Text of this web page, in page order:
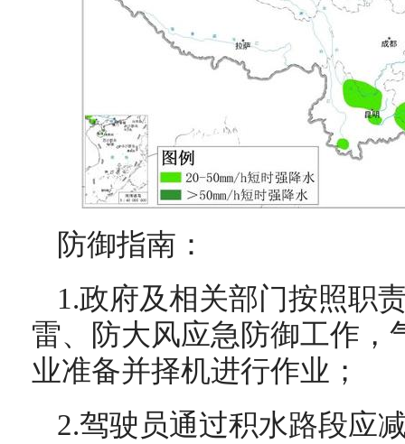
防御指南：
1.政府及相关部门按照职
雷、防大风应急防御工作，
业准备并择机进行作业；
2.驾驶员通过积水路段应